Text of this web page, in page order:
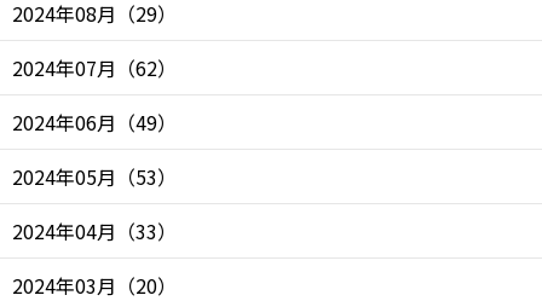
2024年08月 （29）
2024年07月 （62）
2024年06月 （49）
2024年05月 （53）
2024年04月 （33）
2024年03月 （20）